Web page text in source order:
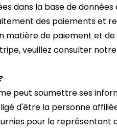
dans la base de données
des paiements et
matière de paiement et
veuillez consulter
peut soumettre ses
d'être la personne
pour le représentant